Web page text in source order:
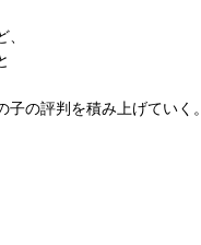
の評判を積み上げていく。